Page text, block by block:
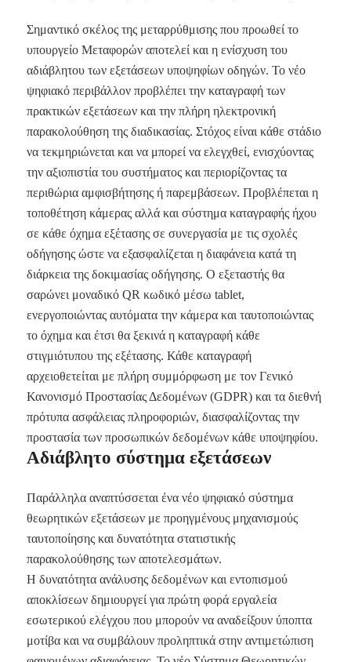
Σημαντικό σκέλος της μεταρρύθμισης που προωθεί το
υπουργείο Μεταφορών αποτελεί και η ενίσχυση του
αδιάβλητου των εξετάσεων υποψηφίων οδηγών. Το νέο
ψηφιακό περιβάλλον προβλέπει την καταγραφή των
πρακτικών εξετάσεων και την πλήρη ηλεκτρονική
παρακολούθηση της διαδικασίας. Στόχος είναι κάθε στάδιο
να τεκμηριώνεται και να μπορεί να ελεγχθεί, ενισχύοντας
την αξιοπιστία του συστήματος και περιορίζοντας τα
περιθώρια αμφισβήτησης ή παρεμβάσεων. Προβλέπεται η
τοποθέτηση κάμερας αλλά και σύστημα καταγραφής ήχου
σε κάθε όχημα εξέτασης σε συνεργασία με τις σχολές
οδήγησης ώστε να εξασφαλίζεται η διαφάνεια κατά τη
διάρκεια της δοκιμασίας οδήγησης. Ο εξεταστής θα
σαρώνει μοναδικό QR κωδικό μέσω tablet,
ενεργοποιώντας αυτόματα την κάμερα και ταυτοποιώντας
το όχημα και έτσι θα ξεκινά η καταγραφή κάθε
στιγμιότυπου της εξέτασης. Κάθε καταγραφή
αρχειοθετείται με πλήρη συμμόρφωση με τον Γενικό
Κανονισμό Προστασίας Δεδομένων (GDPR) και τα διεθνή
πρότυπα ασφάλειας πληροφοριών, διασφαλίζοντας την
προστασία των προσωπικών δεδομένων κάθε υποψηφίου.
Αδιάβλητο σύστημα εξετάσεων
Παράλληλα αναπτύσσεται ένα νέο ψηφιακό σύστημα
θεωρητικών εξετάσεων με προηγμένους μηχανισμούς
ταυτοποίησης και δυνατότητα στατιστικής
παρακολούθησης των αποτελεσμάτων.
Η δυνατότητα ανάλυσης δεδομένων και εντοπισμού
αποκλίσεων δημιουργεί για πρώτη φορά εργαλεία
εσωτερικού ελέγχου που μπορούν να αναδείξουν ύποπτα
μοτίβα και να συμβάλουν προληπτικά στην αντιμετώπιση